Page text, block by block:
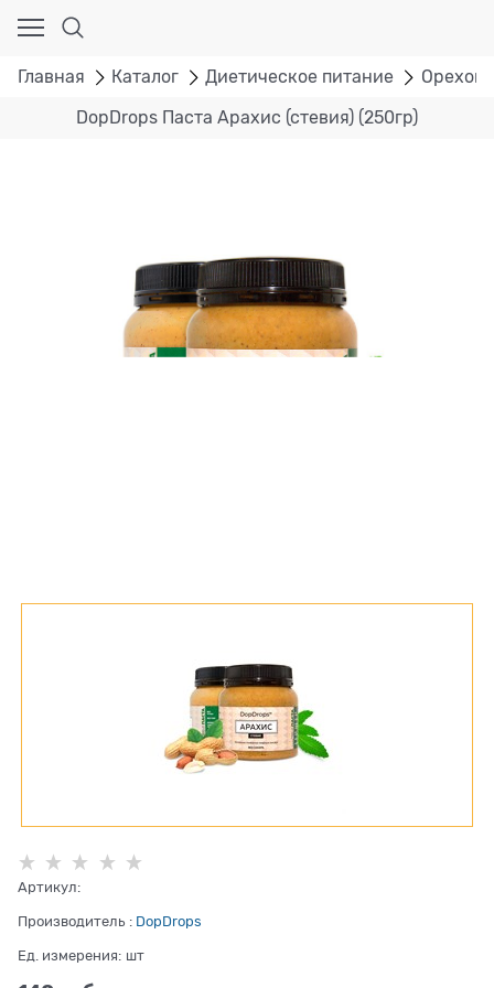
Главная Каталог Диетическое питание
DopDrops Паста Арахис (стевия) (250гр)
Артикул:
Производитель : DopDrops
Ед. измерения: шт